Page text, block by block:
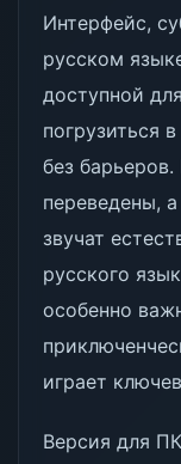
Интерфейс,
русском
доступной
погрузиться
без
переведены,
звучат
русского
особенно
играет
Версия для